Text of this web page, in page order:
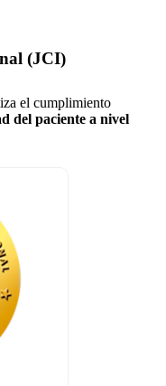
(JCI)
el cumplimiento
del paciente a nivel